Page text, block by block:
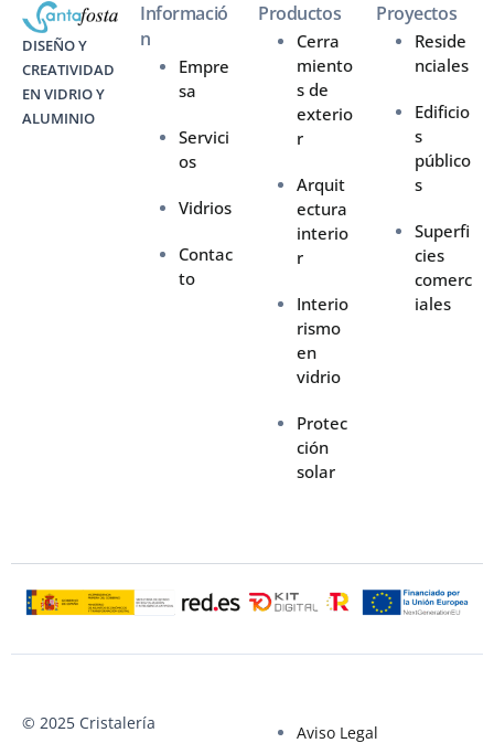
DISEÑO Y
CREATIVIDAD
EN VIDRIO Y
ALUMINIO
Informació
n
Empre
sa
Servici
os
Vidrios
Contac
to
Productos
Cerra
miento
s de
exterio
r
Arquit
ectura
interio
r
Interio
rismo
en
vidrio
Protec
ción
solar
Proyectos
Reside
nciales
Edificio
s
público
s
Superfi
cies
comerc
iales
© 2025 Cristalería
Aviso Legal